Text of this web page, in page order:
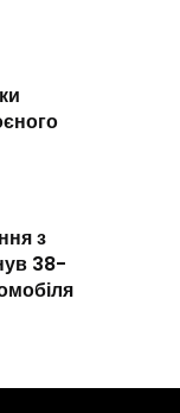
з
38-